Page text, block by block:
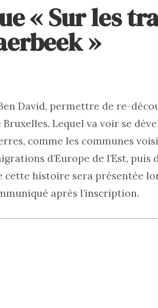
« Sur les
»
David, permettre de re-
Lequel va voir se
comme les communes
d’Europe de l’Est, puis
cette histoire sera présentée
après l’inscription.